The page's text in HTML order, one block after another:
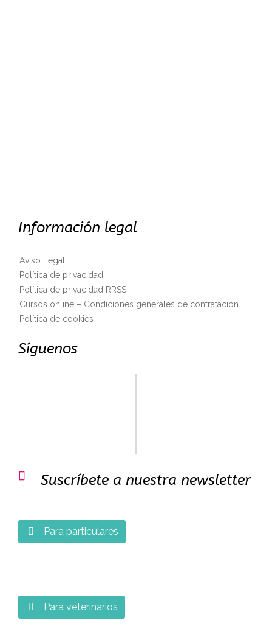
Información legal
Aviso Legal
Política de privacidad
Política de privacidad RRSS
Cursos online – Condiciones generales de contratación
Política de cookies
Síguenos
 Suscríbete a nuestra newsletter
 Para particulares
 Para veterinarios